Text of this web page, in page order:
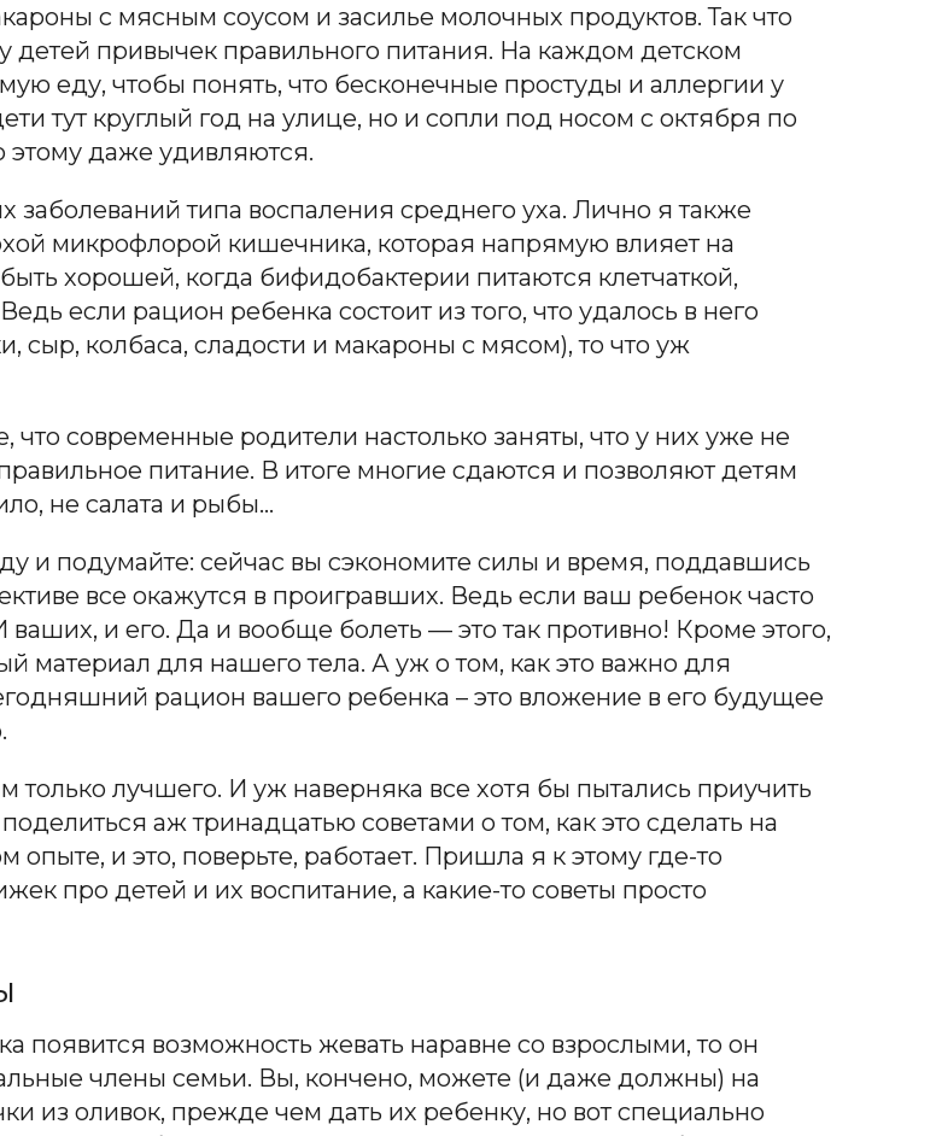
с мясным соусом и засилье молочных продуктов. Так что
детей привычек правильного питания. На каждом детском
еду, чтобы понять, что бесконечные простуды и аллергии у
тут круглый год на улице, но и сопли под носом с октября по
этому даже удивляются.
заболеваний типа воспаления среднего уха. Лично я также
микрофлорой кишечника, которая напрямую влияет на
хорошей, когда бифидобактерии питаются клетчаткой,
если рацион ребенка состоит из того, что удалось в него
сыр, колбаса, сладости и макароны с мясом), то что уж
что современные родители настолько заняты, что у них уже не
питание. В итоге многие сдаются и позволяют детям
не салата и рыбы…
и подумайте: сейчас вы сэкономите силы и время, поддавшись
все окажутся в проигравших. Ведь если ваш ребенок часто
ваших, и его. Да и вообще болеть — это так противно! Кроме этого,
материал для нашего тела. А уж о том, как это важно для
рацион вашего ребенка – это вложение в его будущее
только лучшего. И уж наверняка все хотя бы пытались приучить
аж тринадцатью советами о том, как это сделать на
и это, поверьте, работает. Пришла я к этому где-то
про детей и их воспитание, а какие-то советы просто
появится возможность жевать наравне со взрослыми, то он
члены семьи. Вы, кончено, можете (и даже должны) на
из оливок, прежде чем дать их ребенку, но вот специально